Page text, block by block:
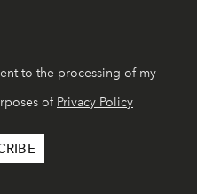
to the processing of my
of Privacy Policy